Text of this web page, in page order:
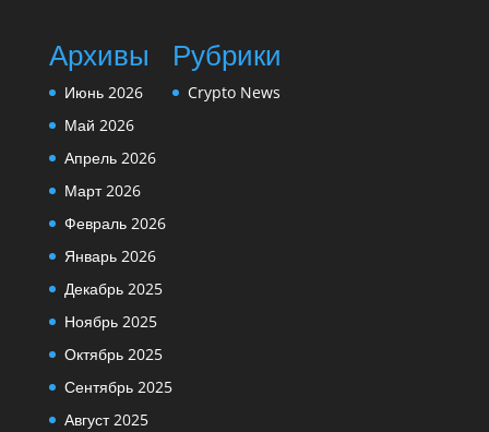
Архивы
Июнь 2026
Май 2026
Апрель 2026
Март 2026
Февраль 2026
Январь 2026
Декабрь 2025
Ноябрь 2025
Октябрь 2025
Сентябрь 2025
Август 2025
Рубрики
Crypto News